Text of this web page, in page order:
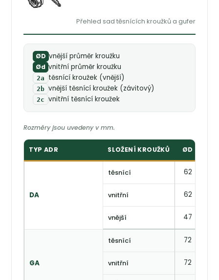
Přehled sad těsnících kroužků a gufer
ØD vnější průměr kroužku
Ød vnitřní průměr kroužku
2a těsnící kroužek (vnější)
2b vnější těsnící kroužek (závitový)
2c vnitřní těsnící kroužek
Rozměry jsou uvedeny v mm.
TYP ADR SLOŽENÍ KROUŽKŮ ØD
DA
těsnící 62
vnitřní 62
vnější 47
GA
těsnící 72
vnitřní 72